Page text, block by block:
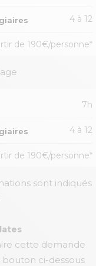
4 à 12
de 190€/personne*
7h
4 à 12
de 190€/personne*
sont indiqués
cette demande
ci-dessous